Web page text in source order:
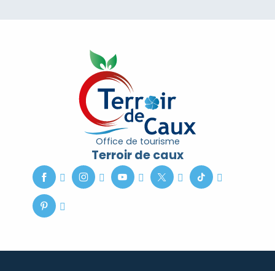
Office de tourisme
Terroir de caux